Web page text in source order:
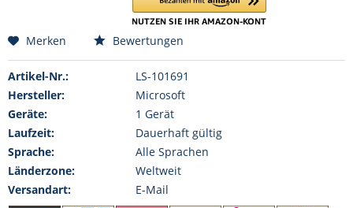
Merken Bewertungen
Artikel-Nr.:
LS-101691
Hersteller:
Microsoft
Geräte:
1 Gerät
Laufzeit:
Dauerhaft gültig
Sprache:
Alle Sprachen
Länderzone:
Weltweit
Versandart:
E-Mail